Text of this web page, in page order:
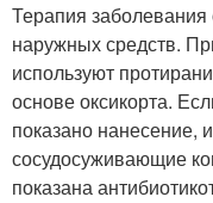
Терапия
наружных средств.
используют
основе оксикорта.
показано нанесение,
сосудосуживающие
показана